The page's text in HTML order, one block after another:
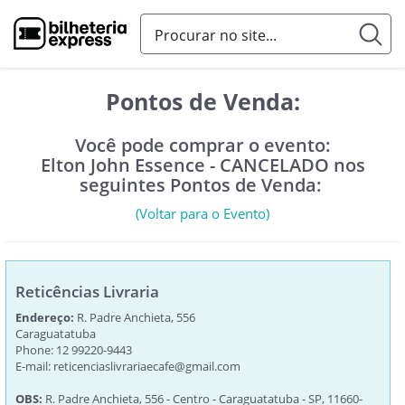
Pontos de Venda:
Você pode comprar o evento:
Elton John Essence - CANCELADO nos
seguintes Pontos de Venda:
(Voltar para o Evento)
Reticências Livraria
Endereço: R. Padre Anchieta, 556
Caraguatatuba
Phone: 12 99220-9443
E-mail: reticenciaslivrariaecafe@gmail.com
OBS: R. Padre Anchieta, 556 - Centro - Caraguatatuba - SP, 11660-